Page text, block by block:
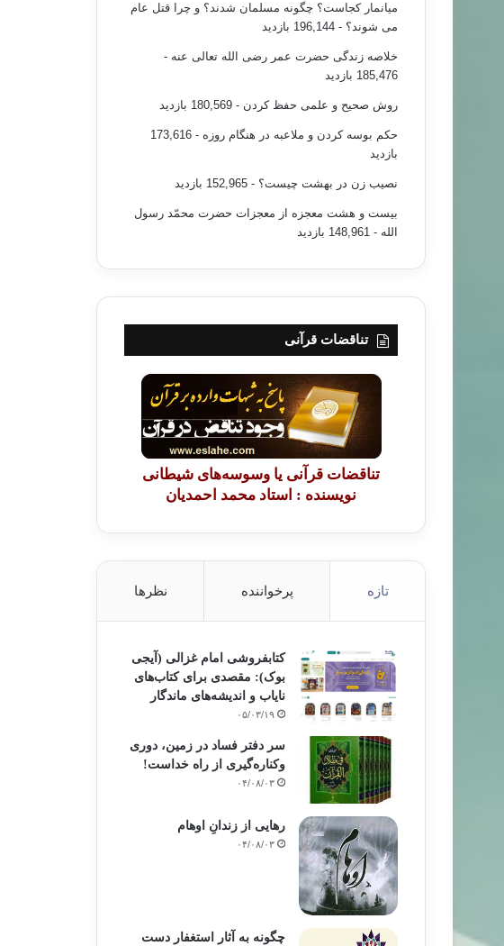
میانمار کجاست؟ چگونه مسلمان شدند؟ و چرا قتل عام
می شوند؟ - 196,144 بازدید
خلاصه زندگی حضرت عمر رضی الله تعالی عنه -
185,476 بازدید
روش صحیح و علمی حفظ کردن - 180,569 بازدید
حکم بوسه کردن و ملاعبه در هنگام روزه
- 173,616
بازدید
نصیب زن در بهشت چیست؟ - 152,965 بازدید
بیست و هشت معجزه از معجزات حضرت محمّد رسول
الله - 148,961 بازدید
تناقضات قرآنی
تناقضات قرآنی یا وسوسه‌های شیطانی
نویسنده : استاد محمد احمدیان
تازه پرخواننده نظرها
کتابفروشی امام غزالی (آیجی
بوک): مقصدی برای کتاب‌های
نایاب و اندیشه‌های ماندگار
۰۵/۰۳/۱۹
سر دفتر فساد در زمین‌، دوری
وکناره‌گیری از راه خداست‌!
۰۴/۰۸/۰۳
رهایی از زندانِ اوهام
۰۴/۰۸/۰۳
چگونه به آثار استغفار دست